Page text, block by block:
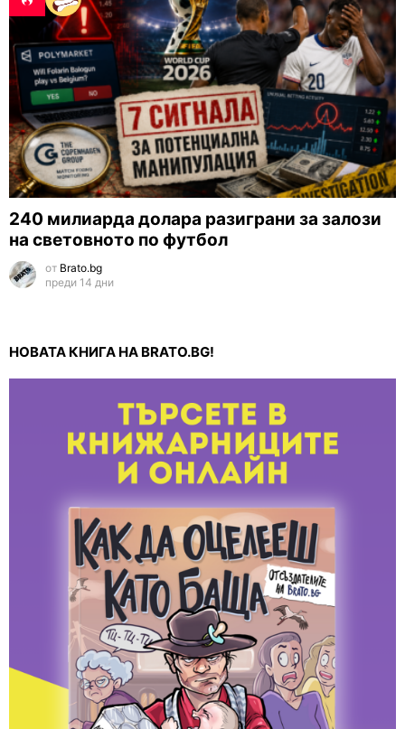
240 милиарда долара разиграни за залози
на световното по футбол
от Brato.bg
преди 14 дни
НОВАТА КНИГА НА BRATO.BG!